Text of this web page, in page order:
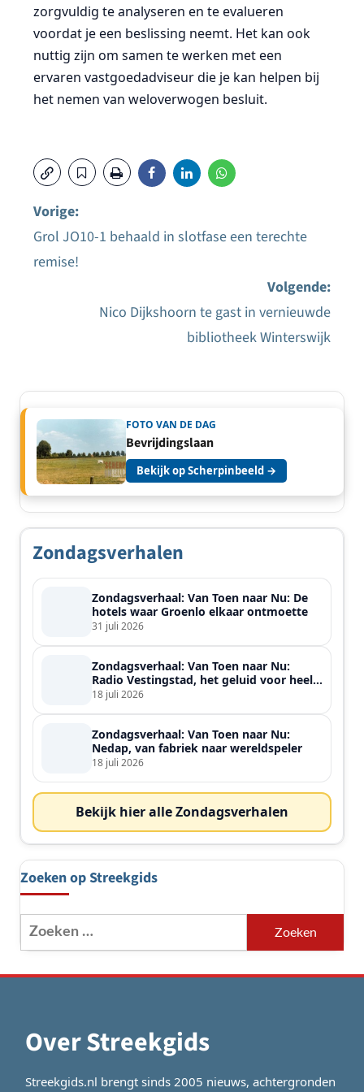
zorgvuldig te analyseren en te evalueren
voordat je een beslissing neemt. Het kan ook
nuttig zijn om samen te werken met een
ervaren vastgoedadviseur die je kan helpen bij
het nemen van weloverwogen besluit.
Bericht
Vorige:
Grol JO10-1 behaald in slotfase een terechte
remise!
Volgende:
Nico Dijkshoorn te gast in vernieuwde
bibliotheek Winterswijk
FOTO VAN DE DAG
Bevrijdingslaan
Bekijk op Scherpinbeeld →
Zondagsverhalen
Zondagsverhaal: Van Toen naar Nu: De
hotels waar Groenlo elkaar ontmoette
31 juli 2026
Zondagsverhaal: Van Toen naar Nu:
Radio Vestingstad, het geluid voor heel
de streek
18 juli 2026
Zondagsverhaal: Van Toen naar Nu:
Nedap, van fabriek naar wereldspeler
18 juli 2026
Bekijk hier alle Zondagsverhalen
Zoeken op Streekgids
Zoeken
naar:
Over Streekgids
Streekgids.nl brengt sinds 2005 nieuws, achtergronden